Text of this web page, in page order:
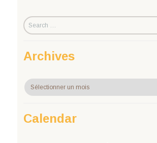
Archives
Archives
Calendar